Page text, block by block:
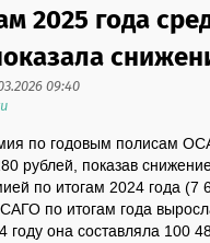
2025 года
09:40
по годовым полисам
рублей, показав
по итогам 2024 года (7
по итогам года
году она составляла 100